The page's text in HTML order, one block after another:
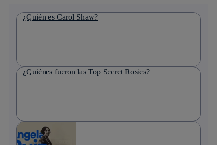
¿Quién es Carol Shaw?
¿Quiénes fueron las Top Secret Rosies?